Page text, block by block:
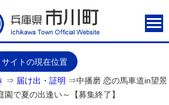
サイトの現在位置
⇒ 届け出・証明 ⇒中播磨 恋の馬車道in望景
で夏の出逢い～【募集終了】